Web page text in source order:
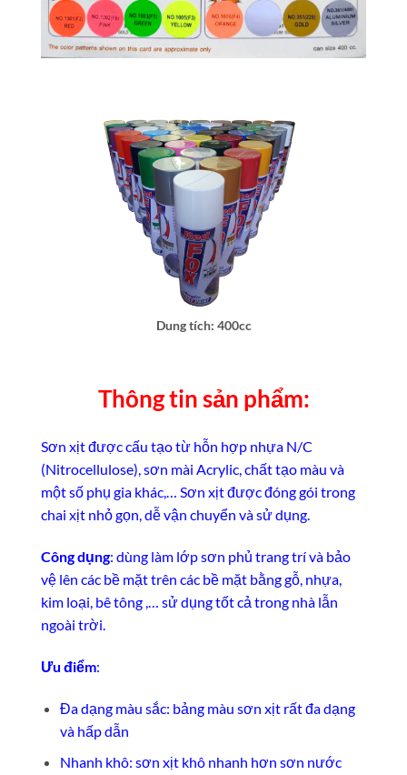
Dung tích: 400cc
Thông tin sản phẩm:
Sơn xịt được cấu tạo từ hỗn hợp nhựa N/C
(Nitrocellulose), sơn mài Acrylic, chất tạo màu và
một số phụ gia khác,… Sơn xịt được đóng gói trong
chai xịt nhỏ gọn, dễ vận chuyển và sử dụng.
Công dụng: dùng làm lớp sơn phủ trang trí và bảo
vệ lên các bề mặt trên các bề mặt bằng gỗ, nhựa,
kim loại, bê tông ,… sử dụng tốt cả trong nhà lẫn
ngoài trời.
Ưu điểm:
Đa dạng màu sắc: bảng màu sơn xịt rất đa dạng
và hấp dẫn
Nhanh khô: sơn xịt khô nhanh hơn sơn nước